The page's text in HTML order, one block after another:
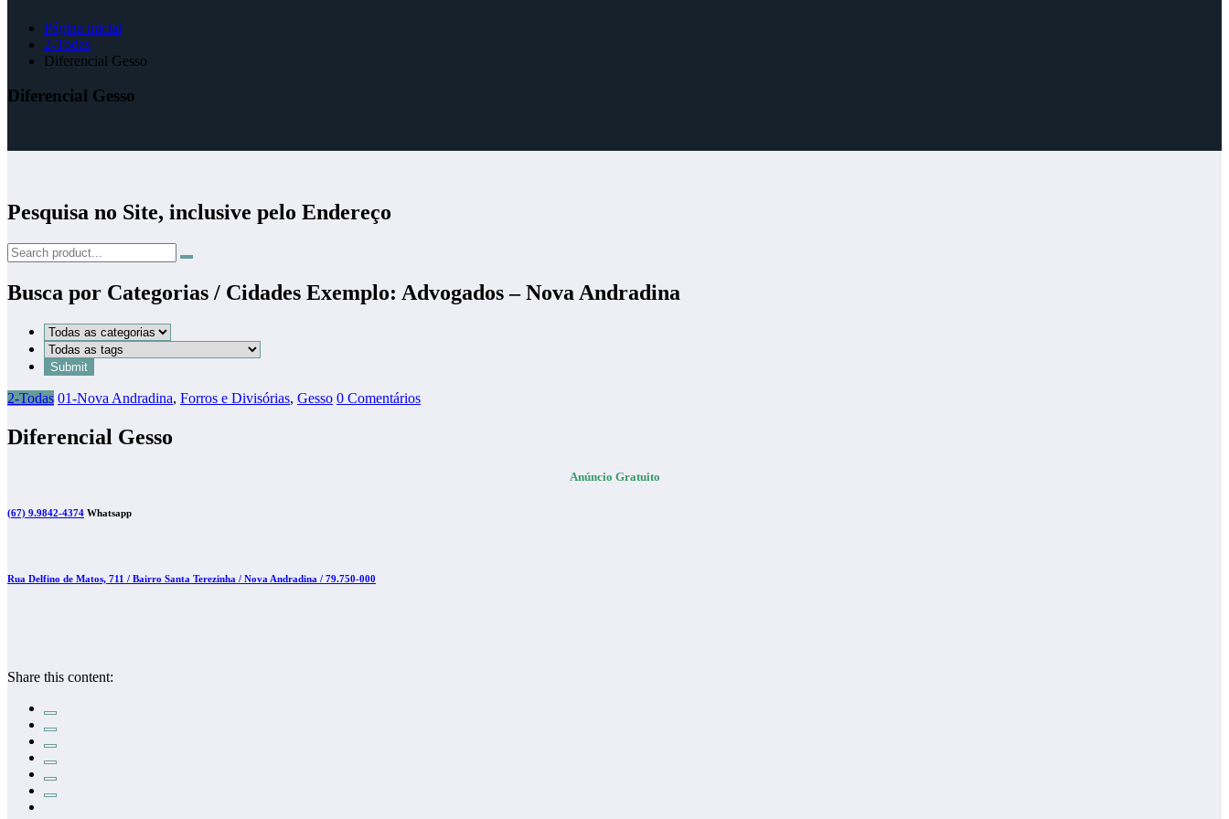
Página inicial
2-Todas
Diferencial Gesso
Diferencial Gesso
Pesquisa no Site, inclusive pelo Endereço
Busca por Categorias / Cidades Exemplo: Advogados – Nova Andradina
2-Todas 01-Nova Andradina, Forros e Divisórias, Gesso 0 Comentários
Diferencial Gesso
Anúncio Gratuito
(67) 9.9842-4374 Whatsapp
Rua Delfino de Matos, 711 / Bairro Santa Terezinha / Nova Andradina / 79.750-000
Share this content: